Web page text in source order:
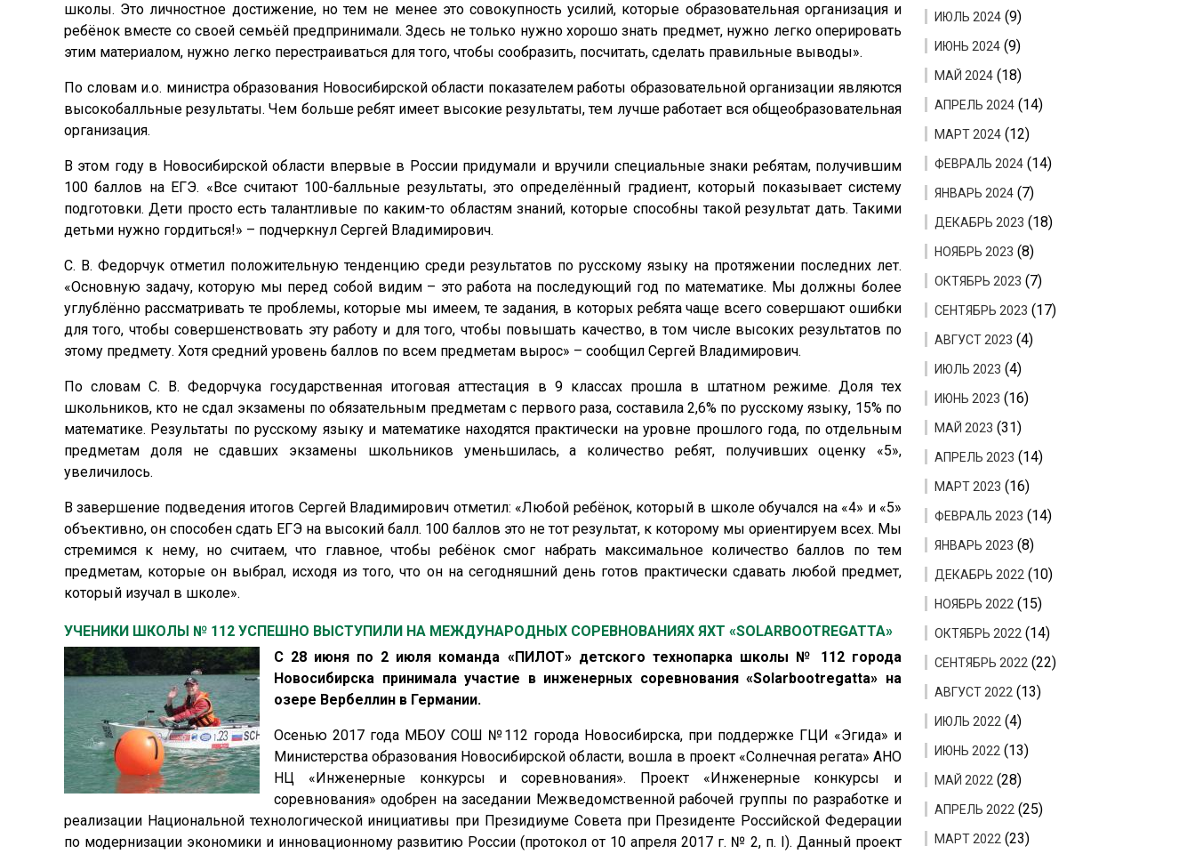
школы. Это личностное достижение, но тем не менее это совокупность усилий, которые образовательная организация и
ребёнок вместе со своей семьёй предпринимали. Здесь не только нужно хорошо знать предмет, нужно легко оперировать
этим материалом, нужно легко перестраиваться для того, чтобы сообразить, посчитать, сделать правильные выводы».
По словам и.о. министра образования Новосибирской области показателем работы образовательной организации являются
высокобалльные результаты. Чем больше ребят имеет высокие результаты, тем лучше работает вся общеобразовательная
организация.
В этом году в Новосибирской области впервые в России придумали и вручили специальные знаки ребятам, получившим
100 баллов на ЕГЭ. «Все считают 100-балльные результаты, это определённый градиент, который показывает систему
подготовки. Дети просто есть талантливые по каким-то областям знаний, которые способны такой результат дать. Такими
детьми нужно гордиться!» – подчеркнул Сергей Владимирович.
С. В. Федорчук отметил положительную тенденцию среди результатов по русскому языку на протяжении последних лет.
«Основную задачу, которую мы перед собой видим – это работа на последующий год по математике. Мы должны более
углублённо рассматривать те проблемы, которые мы имеем, те задания, в которых ребята чаще всего совершают ошибки
для того, чтобы совершенствовать эту работу и для того, чтобы повышать качество, в том числе высоких результатов по
этому предмету. Хотя средний уровень баллов по всем предметам вырос» – сообщил Сергей Владимирович.
По словам С. В. Федорчука государственная итоговая аттестация в 9 классах прошла в штатном режиме. Доля тех
школьников, кто не сдал экзамены по обязательным предметам с первого раза, составила 2,6% по русскому языку, 15% по
математике. Результаты по русскому языку и математике находятся практически на уровне прошлого года, по отдельным
предметам доля не сдавших экзамены школьников уменьшилась, а количество ребят, получивших оценку «5»,
увеличилось.
В завершение подведения итогов Сергей Владимирович отметил: «Любой ребёнок, который в школе обучался на «4» и «5»
объективно, он способен сдать ЕГЭ на высокий балл. 100 баллов это не тот результат, к которому мы ориентируем всех. Мы
стремимся к нему, но считаем, что главное, чтобы ребёнок смог набрать максимальное количество баллов по тем
предметам, которые он выбрал, исходя из того, что он на сегодняшний день готов практически сдавать любой предмет,
который изучал в школе».
УЧЕНИКИ ШКОЛЫ № 112 УСПЕШНО ВЫСТУПИЛИ НА МЕЖДУНАРОДНЫХ СОРЕВНОВАНИЯХ ЯХТ «SOLARBOOTREGATTA»
С 28 июня по 2 июля команда «ПИЛОТ» детского технопарка школы № 112 города
Новосибирска принимала участие в инженерных соревнования «Solarbootregatta» на
озере Вербеллин в Германии.
Осенью 2017 года МБОУ СОШ №112 города Новосибирска, при поддержке ГЦИ «Эгида» и
Министерства образования Новосибирской области, вошла в проект «Солнечная регата» АНО
НЦ «Инженерные конкурсы и соревнования». Проект «Инженерные конкурсы и
соревнования» одобрен на заседании Межведомственной рабочей группы по разработке и
реализации Национальной технологической инициативы при Президиуме Совета при Президенте Российской Федерации
по модернизации экономики и инновационному развитию России (протокол от 10 апреля 2017 г. № 2, п. I). Данный проект
ИЮЛЬ 2024 (9)
ИЮНЬ 2024 (9)
МАЙ 2024 (18)
АПРЕЛЬ 2024 (14)
МАРТ 2024 (12)
ФЕВРАЛЬ 2024 (14)
ЯНВАРЬ 2024 (7)
ДЕКАБРЬ 2023 (18)
НОЯБРЬ 2023 (8)
ОКТЯБРЬ 2023 (7)
СЕНТЯБРЬ 2023 (17)
АВГУСТ 2023 (4)
ИЮЛЬ 2023 (4)
ИЮНЬ 2023 (16)
МАЙ 2023 (31)
АПРЕЛЬ 2023 (14)
МАРТ 2023 (16)
ФЕВРАЛЬ 2023 (14)
ЯНВАРЬ 2023 (8)
ДЕКАБРЬ 2022 (10)
НОЯБРЬ 2022 (15)
ОКТЯБРЬ 2022 (14)
СЕНТЯБРЬ 2022 (22)
АВГУСТ 2022 (13)
ИЮЛЬ 2022 (4)
ИЮНЬ 2022 (13)
МАЙ 2022 (28)
АПРЕЛЬ 2022 (25)
МАРТ 2022 (23)